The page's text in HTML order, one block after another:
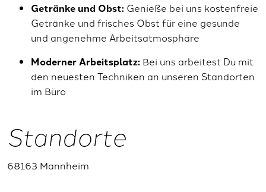
Getränke und Obst: Genieße bei uns kostenfreie
Getränke und frisches Obst für eine gesunde
und angenehme Arbeitsatmosphäre
Moderner Arbeitsplatz: Bei uns arbeitest Du mit
den neuesten Techniken an unseren Standorten
im Büro
Standorte
68163 Mannheim